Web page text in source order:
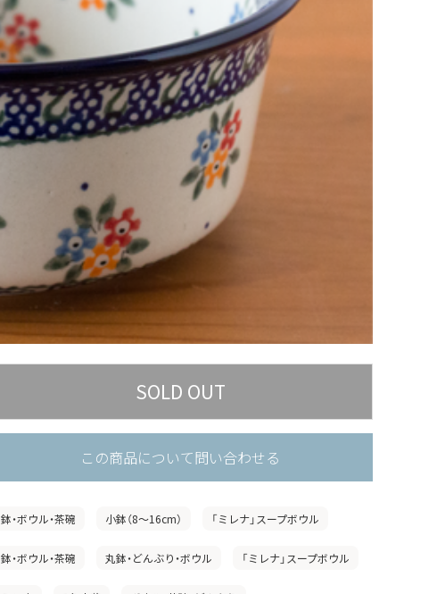
この商品について問い合わせる
鉢・ボウル・茶碗 小鉢（8〜16cm） 「ミレナ」スープボウル
鉢・ボウル・茶碗 丸鉢・どんぶり・ボウル 「ミレナ」スープボウル